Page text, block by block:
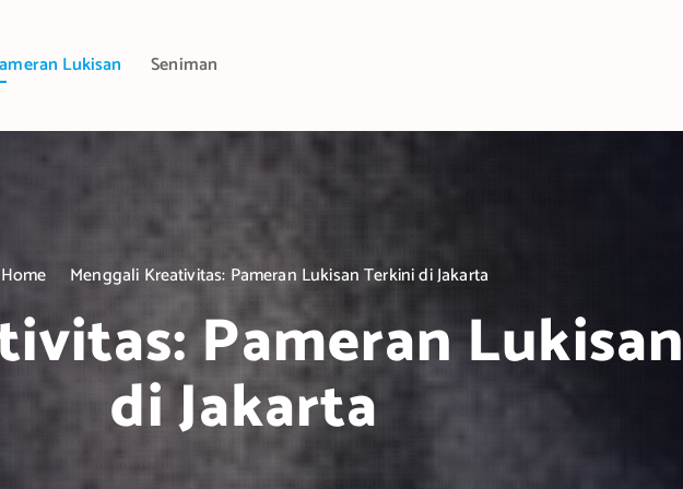
Lukisan Seniman
Home Menggali Kreativitas: Pameran Lukisan Terkini di Jakarta
Pameran
di Jakarta